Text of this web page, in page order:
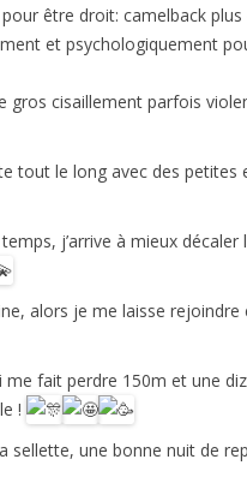
être droit: camelback
et psychologiquement
cisaillement parfois
tout le long avec des
j’arrive à mieux
alors je me laisse
fait perdre 150m et une
!
une bonne nuit de